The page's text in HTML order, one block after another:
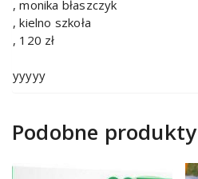
, monika błaszczyk
, kielno szkoła
, 120 zł
yyyyy
Podobne produkty